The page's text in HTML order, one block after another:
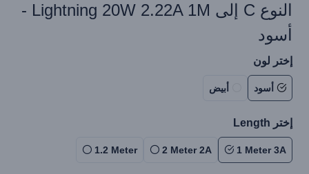
النوع C إلى Lightning 20W 2.22A 1M -
أسود
إختر لون
أسود أبيض
إختر Length
1 Meter 3A
2 Meter 2A
1.2 Meter